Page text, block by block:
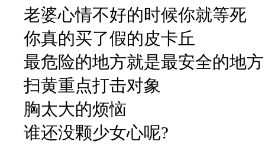
老婆心情不好的时候你就等死
你真的买了假的皮卡丘
最危险的地方就是最安全的地方
扫黄重点打击对象
胸太大的烦恼
谁还没颗少女心呢?